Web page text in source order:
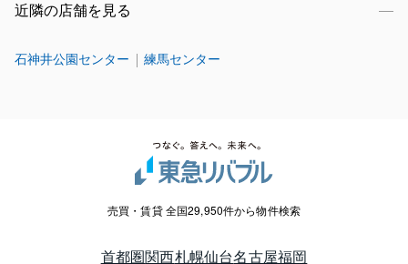
近隣の店舗を見る
石神井公園センター 練馬センター
売買・賃貸 全国29,950件から物件検索
首都圏関西札幌仙台名古屋福岡